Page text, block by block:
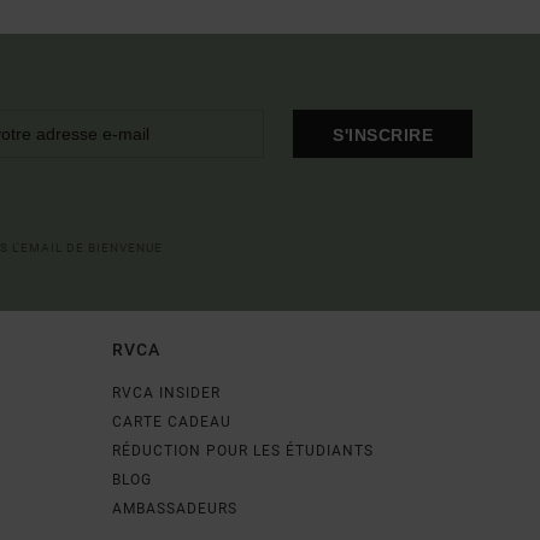
S'INSCRIRE
RVCA
RVCA INSIDER
CARTE CADEAU
RÉDUCTION POUR LES ÉTUDIANTS
BLOG
AMBASSADEURS